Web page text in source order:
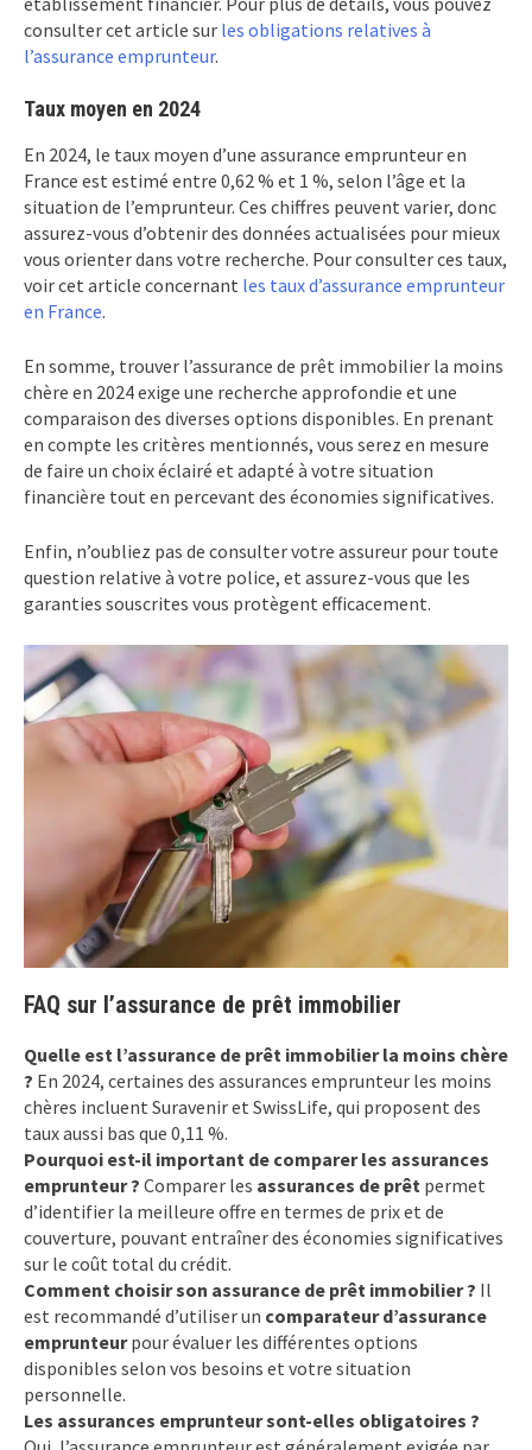
consulter cet article sur les obligations relatives à
l’assurance emprunteur.
Taux moyen en 2024
En 2024, le taux moyen d’une assurance emprunteur en
France est estimé entre 0,62 % et 1 %, selon l’âge et la
situation de l’emprunteur. Ces chiffres peuvent varier, donc
assurez-vous d’obtenir des données actualisées pour mieux
vous orienter dans votre recherche. Pour consulter ces taux,
voir cet article concernant les taux d’assurance emprunteur
en France.
En somme, trouver l’assurance de prêt immobilier la moins
chère en 2024 exige une recherche approfondie et une
comparaison des diverses options disponibles. En prenant
en compte les critères mentionnés, vous serez en mesure
de faire un choix éclairé et adapté à votre situation
financière tout en percevant des économies significatives.
Enfin, n’oubliez pas de consulter votre assureur pour toute
question relative à votre police, et assurez-vous que les
garanties souscrites vous protègent efficacement.
FAQ sur l’assurance de prêt immobilier
Quelle est l’assurance de prêt immobilier la moins chère
? En 2024, certaines des assurances emprunteur les moins
chères incluent Suravenir et SwissLife, qui proposent des
taux aussi bas que 0,11 %.
Pourquoi est-il important de comparer les assurances
emprunteur ? Comparer les assurances de prêt permet
d’identifier la meilleure offre en termes de prix et de
couverture, pouvant entraîner des économies significatives
sur le coût total du crédit.
Comment choisir son assurance de prêt immobilier ? Il
est recommandé d’utiliser un comparateur d’assurance
emprunteurpour évaluer les différentes options
disponibles selon vos besoins et votre situation
personnelle.
Les assurances emprunteur sont-elles obligatoires ?